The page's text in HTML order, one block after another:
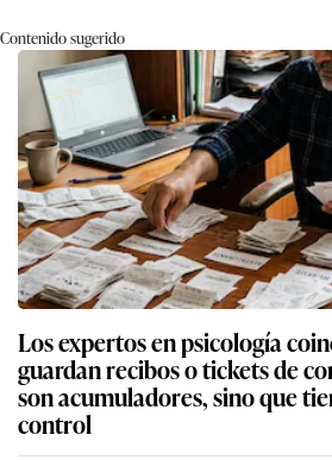
Contenido sugerido
Los expertos en psicología
guardan recibos o tickets de
son acumuladores, sino que
control